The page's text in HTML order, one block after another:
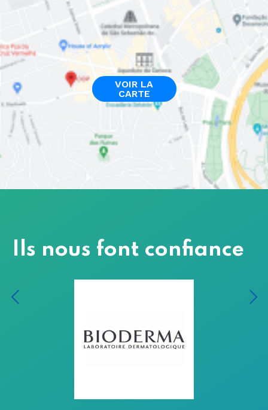
VOIR LA
CARTE
Ils nous font confiance